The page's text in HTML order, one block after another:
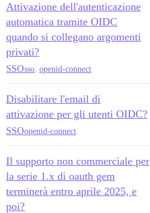
Attivazione dell'autenticazione
automatica tramite OIDC
quando si collegano argomenti
privati?
SSOsso openid-connect
Disabilitare l'email di
attivazione per gli utenti OIDC?
SSOopenid-connect
Il supporto non commerciale per
la serie 1.x di oauth gem
terminerà entro aprile 2025, e
poi?